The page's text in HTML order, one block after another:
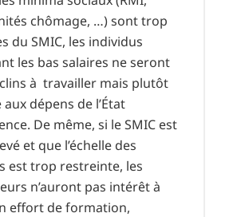
chômage, …) sont trop
du SMIC, les individus
les bas salaires ne seront
à travailler mais plutôt
dépens de l’État
De même, si le SMIC est
et que l’échelle des
est trop restreinte, les
n’auront pas intérêt à
effort de formation,